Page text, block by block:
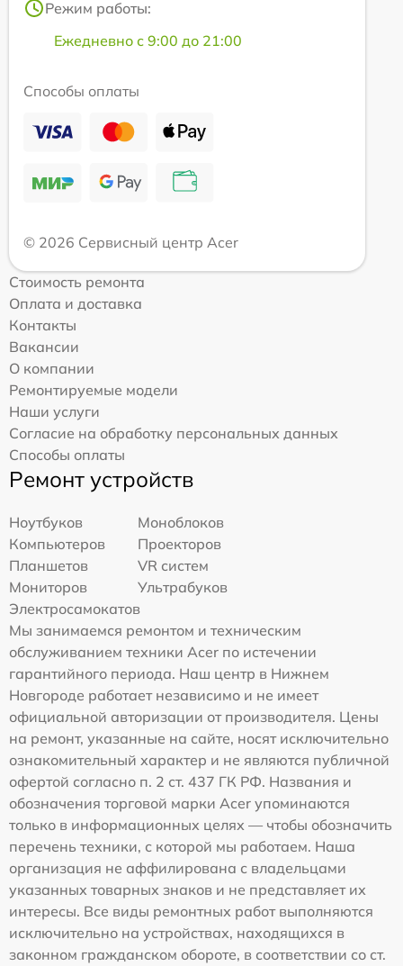
Режим работы:
Ежедневно с 9:00 до 21:00
Способы оплаты
© 2026 Сервисный центр Acer
Стоимость ремонта
Оплата и доставка
Контакты
Вакансии
О компании
Ремонтируемые модели
Наши услуги
Согласие на обработку персональных данных
Способы оплаты
Ремонт устройств
Ноутбуков
Моноблоков
Компьютеров
Проекторов
Планшетов
VR систем
Мониторов
Ультрабуков
Электросамокатов
Мы занимаемся ремонтом и техническим
обслуживанием техники Acer по истечении
гарантийного периода. Наш центр в Нижнем
Новгороде работает независимо и не имеет
официальной авторизации от производителя. Цены
на ремонт, указанные на сайте, носят исключительно
ознакомительный характер и не являются публичной
офертой согласно п. 2 ст. 437 ГК РФ. Названия и
обозначения торговой марки Acer упоминаются
только в информационных целях — чтобы обозначить
перечень техники, с которой мы работаем. Наша
организация не аффилирована с владельцами
указанных товарных знаков и не представляет их
интересы. Все виды ремонтных работ выполняются
исключительно на устройствах, находящихся в
законном гражданском обороте, в соответствии со ст.